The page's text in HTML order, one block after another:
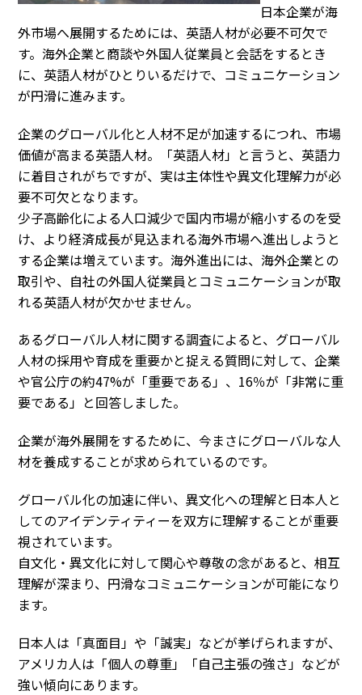
日本企業が海
外市場へ展開するためには、英語人材が必要不可欠で
す。海外企業と商談や外国人従業員と会話をするとき
に、英語人材がひとりいるだけで、コミュニケーション
が円滑に進みます。
企業のグローバル化と人材不足が加速するにつれ、市場
価値が高まる英語人材。「英語人材」と言うと、英語力
に着目されがちですが、実は主体性や異文化理解力が必
要不可欠となります。
少子高齢化による人口減少で国内市場が縮小するのを受
け、より経済成長が見込まれる海外市場へ進出しようと
する企業は増えています。海外進出には、海外企業との
取引や、自社の外国人従業員とコミュニケーションが取
れる英語人材が欠かせません。
あるグローバル人材に関する調査によると、グローバル
人材の採用や育成を重要かと捉える質問に対して、企業
や官公庁の約47%が「重要である」、16％が「非常に重
要である」と回答しました。
企業が海外展開をするために、今まさにグローバルな人
材を養成することが求められているのです。
グローバル化の加速に伴い、異文化への理解と日本人と
してのアイデンティティーを双方に理解することが重要
視されています。
自文化・異文化に対して関心や尊敬の念があると、相互
理解が深まり、円滑なコミュニケーションが可能になり
ます。
日本人は「真面目」や「誠実」などが挙げられますが、
アメリカ人は「個人の尊重」「自己主張の強さ」などが
強い傾向にあります。